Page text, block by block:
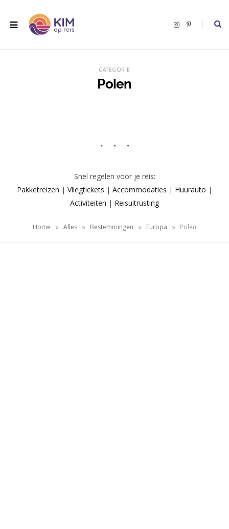
I
P
CATEGORIE
Polen
Snel regelen voor je reis:
Pakketreizen | Vliegtickets | Accommodaties | Huurauto |
Activiteiten | Reisuitrusting
Home » Alles » Bestemmingen » Europa » Polen